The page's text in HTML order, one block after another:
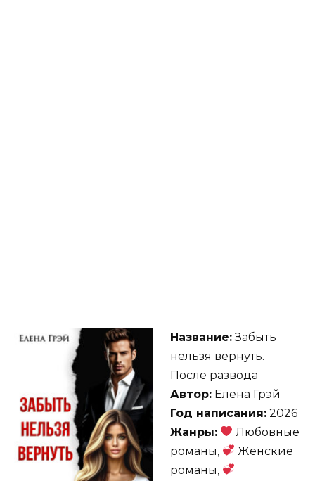
Название:Забыть
нельзя вернуть.
После развода
Автор: Елена Грэй
Год написания: 2026
Жанры:
Любовные
романы,
Женские
романы,